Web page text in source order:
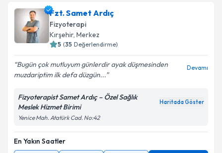
Fzt. Samet Ardıç
Fizyoterapi
Kırşehir, Merkez
5 (35 Değerlendirme)
Bugün çok mutluyum günlerdir ayak düşmesinden
muzdariptim ilk defa düzgün...
Devamı
Fizyoterapist Samet Ardıç – Özel Sağlık
Meslek Hizmet Birimi
Haritada Göster
Yenice Mah. Atatürk Cad. No:42
En Yakın Saatler